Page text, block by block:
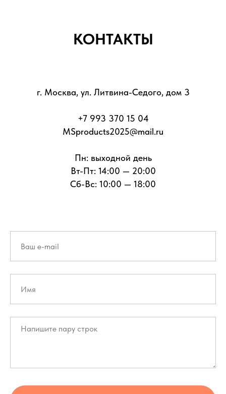
КОНТАКТЫ
г. Москва, ул. Литвина-Седого, дом 3
+7 993 370 15 04
MSproducts2025@mail.ru
Пн: выходной день
Вт-Пт: 14:00 — 20:00
Сб-Вс: 10:00 — 18:00